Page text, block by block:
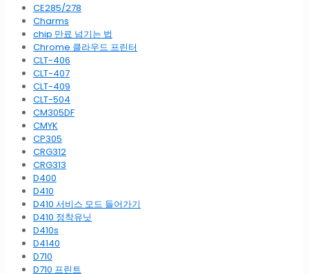
CE285/278
Charms
chip 만료 넘기는 법
Chrome 클라우드 프린터
CLT-406
CLT-407
CLT-409
CLT-504
CM305DF
CMYK
CP305
CRG312
CRG313
D400
D410
D410 서비스 모드 들어가기
D410 정착유닛
D410s
D4140
D710
D710 프린트